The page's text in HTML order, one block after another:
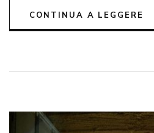
CONTINUA A LEGGERE